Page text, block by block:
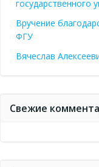
государственного
Вручение
ФГУ
Вячеслав
Свежие